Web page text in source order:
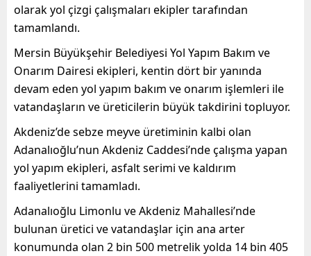
olarak yol çizgi çalışmaları ekipler tarafından
tamamlandı.
Mersin Büyükşehir Belediyesi Yol Yapım Bakım ve
Onarım Dairesi ekipleri, kentin dört bir yanında
devam eden yol yapım bakım ve onarım işlemleri ile
vatandaşların ve üreticilerin büyük takdirini topluyor.
Akdeniz’de sebze meyve üretiminin kalbi olan
Adanalıoğlu’nun Akdeniz Caddesi’nde çalışma yapan
yol yapım ekipleri, asfalt serimi ve kaldırım
faaliyetlerini tamamladı.
Adanalıoğlu Limonlu ve Akdeniz Mahallesi’nde
bulunan üretici ve vatandaşlar için ana arter
konumunda olan 2 bin 500 metrelik yolda 14 bin 405